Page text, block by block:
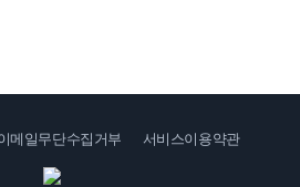
메일무단수집거부 서비스이용약관
오